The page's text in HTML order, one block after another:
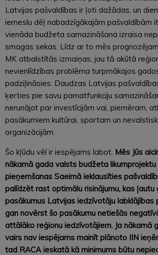
Latvijas pašvaldības ir ļoti dažādas, un
iemeslu dēļ nabadzīgākajām pašvaldībām
vienāda budžeta samazināšana izraisa
smagas sekas. Līdz ar to mēs
MK atbalstītās izmaiņas, jau tā akūtā
nevienlīdzības problēma turpmākajos
padziļināsies. Daudzas Latvijas
ķerties pie savu pamatfunkciju
nerunājot par investīcijām vai, piemēram,
pasākumiem kultūrai, sportam un
organizācijām.
Šo kļūdu vēl ir iespējams labot. Mēs Jūs
nākamā gada valsts budžeta
pieņemšanas Saeimā ieklausīties
palīdzēt rast optimālu risinājumu, kas ļautu
pasākumus Latvijas iedzīvotāju labklājības
gan novērst šo pasākumu netiešās
attālāko reģionu iedzīvotājiem. Ja nākamā
vairs nav iespējams mainīt plānoto IIN
tad RACA ieskatā kā minimums būtu